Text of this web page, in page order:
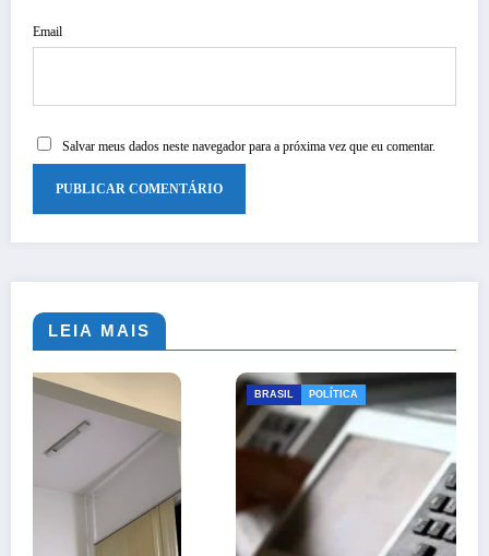
Email
Salvar meus dados neste navegador para a próxima vez que eu comentar.
LEIA MAIS
BRASIL